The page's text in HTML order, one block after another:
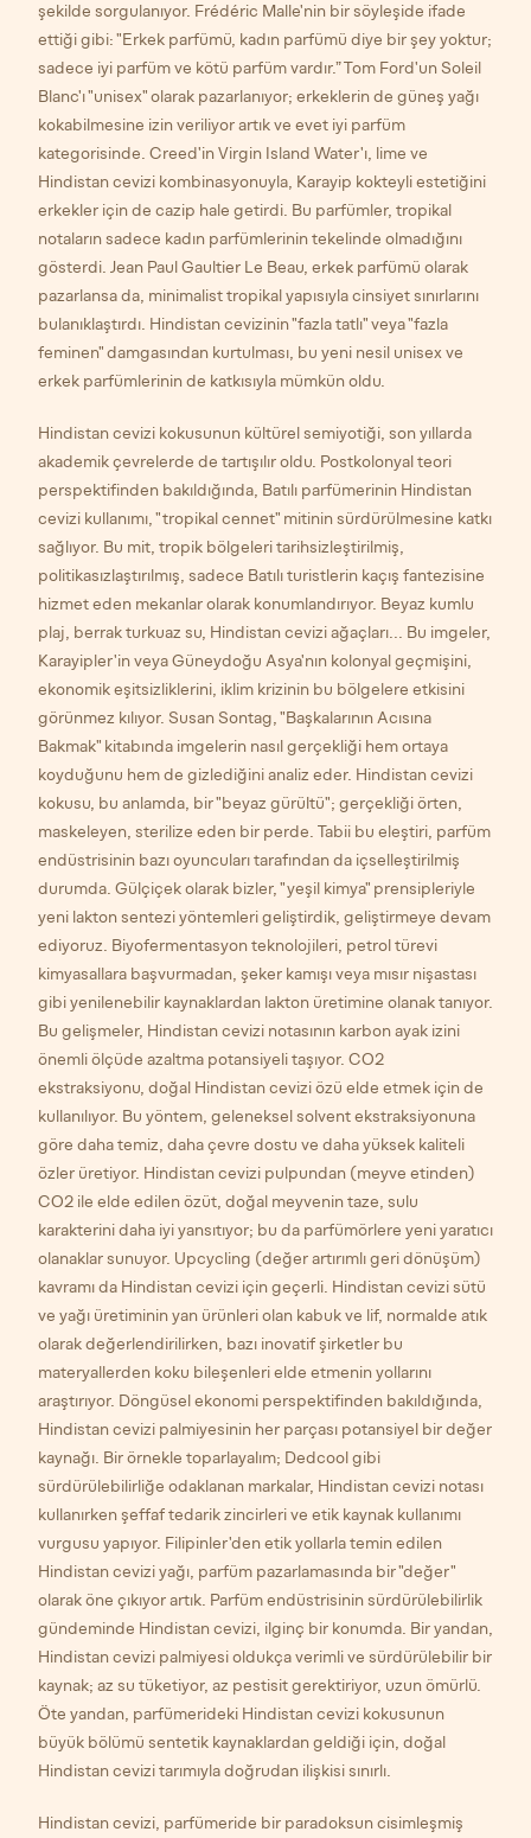
şekilde sorgulanıyor. Frédéric Malle'nin bir söyleşide ifade
ettiği gibi: "Erkek parfümü, kadın parfümü diye bir şey yoktur;
sadece iyi parfüm ve kötü parfüm vardır.” Tom Ford'un Soleil
Blanc'ı "unisex" olarak pazarlanıyor; erkeklerin de güneş yağı
kokabilmesine izin veriliyor artık ve evet iyi parfüm
kategorisinde. Creed'in Virgin Island Water'ı, lime ve
Hindistan cevizi kombinasyonuyla, Karayip kokteyli estetiğini
erkekler için de cazip hale getirdi. Bu parfümler, tropikal
notaların sadece kadın parfümlerinin tekelinde olmadığını
gösterdi. Jean Paul Gaultier Le Beau, erkek parfümü olarak
pazarlansa da, minimalist tropikal yapısıyla cinsiyet sınırlarını
bulanıklaştırdı. Hindistan cevizinin "fazla tatlı" veya "fazla
feminen" damgasından kurtulması, bu yeni nesil unisex ve
erkek parfümlerinin de katkısıyla mümkün oldu.
Hindistan cevizi kokusunun kültürel semiyotiği, son yıllarda
akademik çevrelerde de tartışılır oldu. Postkolonyal teori
perspektifinden bakıldığında, Batılı parfümerinin Hindistan
cevizi kullanımı, "tropikal cennet" mitinin sürdürülmesine katkı
sağlıyor. Bu mit, tropik bölgeleri tarihsizleştirilmiş,
politikasızlaştırılmış, sadece Batılı turistlerin kaçış fantezisine
hizmet eden mekanlar olarak konumlandırıyor. Beyaz kumlu
plaj, berrak turkuaz su, Hindistan cevizi ağaçları... Bu imgeler,
Karayipler'in veya Güneydoğu Asya'nın kolonyal geçmişini,
ekonomik eşitsizliklerini, iklim krizinin bu bölgelere etkisini
görünmez kılıyor. Susan Sontag, "Başkalarının Acısına
Bakmak" kitabında imgelerin nasıl gerçekliği hem ortaya
koyduğunu hem de gizlediğini analiz eder. Hindistan cevizi
kokusu, bu anlamda, bir "beyaz gürültü"; gerçekliği örten,
maskeleyen, sterilize eden bir perde. Tabii bu eleştiri, parfüm
endüstrisinin bazı oyuncuları tarafından da içselleştirilmiş
durumda. Gülçiçek olarak bizler, "yeşil kimya" prensipleriyle
yeni lakton sentezi yöntemleri geliştirdik, geliştirmeye devam
ediyoruz. Biyofermentasyon teknolojileri, petrol türevi
kimyasallara başvurmadan, şeker kamışı veya mısır nişastası
gibi yenilenebilir kaynaklardan lakton üretimine olanak tanıyor.
Bu gelişmeler, Hindistan cevizi notasının karbon ayak izini
önemli ölçüde azaltma potansiyeli taşıyor. CO2
ekstraksiyonu, doğal Hindistan cevizi özü elde etmek için de
kullanılıyor. Bu yöntem, geleneksel solvent ekstraksiyonuna
göre daha temiz, daha çevre dostu ve daha yüksek kaliteli
özler üretiyor. Hindistan cevizi pulpundan (meyve etinden)
CO2 ile elde edilen özüt, doğal meyvenin taze, sulu
karakterini daha iyi yansıtıyor; bu da parfümörlere yeni yaratıcı
olanaklar sunuyor. Upcycling (değer artırımlı geri dönüşüm)
kavramı da Hindistan cevizi için geçerli. Hindistan cevizi sütü
ve yağı üretiminin yan ürünleri olan kabuk ve lif, normalde atık
olarak değerlendirilirken, bazı inovatif şirketler bu
materyallerden koku bileşenleri elde etmenin yollarını
araştırıyor. Döngüsel ekonomi perspektifinden bakıldığında,
Hindistan cevizi palmiyesinin her parçası potansiyel bir değer
kaynağı. Bir örnekle toparlayalım; Dedcool gibi
sürdürülebilirliğe odaklanan markalar, Hindistan cevizi notası
kullanırken şeffaf tedarik zincirleri ve etik kaynak kullanımı
vurgusu yapıyor. Filipinler'den etik yollarla temin edilen
Hindistan cevizi yağı, parfüm pazarlamasında bir "değer"
olarak öne çıkıyor artık. Parfüm endüstrisinin sürdürülebilirlik
gündeminde Hindistan cevizi, ilginç bir konumda. Bir yandan,
Hindistan cevizi palmiyesi oldukça verimli ve sürdürülebilir bir
kaynak; az su tüketiyor, az pestisit gerektiriyor, uzun ömürlü.
Öte yandan, parfümerideki Hindistan cevizi kokusunun
büyük bölümü sentetik kaynaklardan geldiği için, doğal
Hindistan cevizi tarımıyla doğrudan ilişkisi sınırlı.
Hindistan cevizi, parfümeride bir paradoksun cisimleşmiş